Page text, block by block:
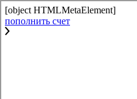
[object HTMLMetaElement]
пополнить счет